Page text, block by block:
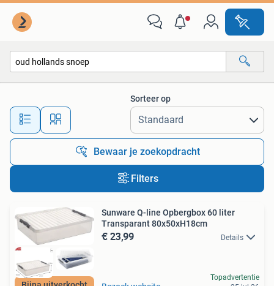
Alle afstanden…
Sorteer op
Bewaar je zoekopdracht
Filters
Sunware Q-line Opbergbox 60 liter
Transparant 80x50xH18cm
€ 23,99 Details
Topadvertentie